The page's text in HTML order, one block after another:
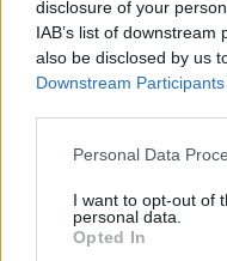
disclosure of your
IAB’s list of
also be disclosed by us
Downstream Participants
Please note that this
not limited to your visit
grant or deny consent
use your data for below
Personal Data
I want to opt-out of
personal data.
Opted In